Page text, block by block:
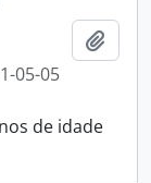
05-05
de idade